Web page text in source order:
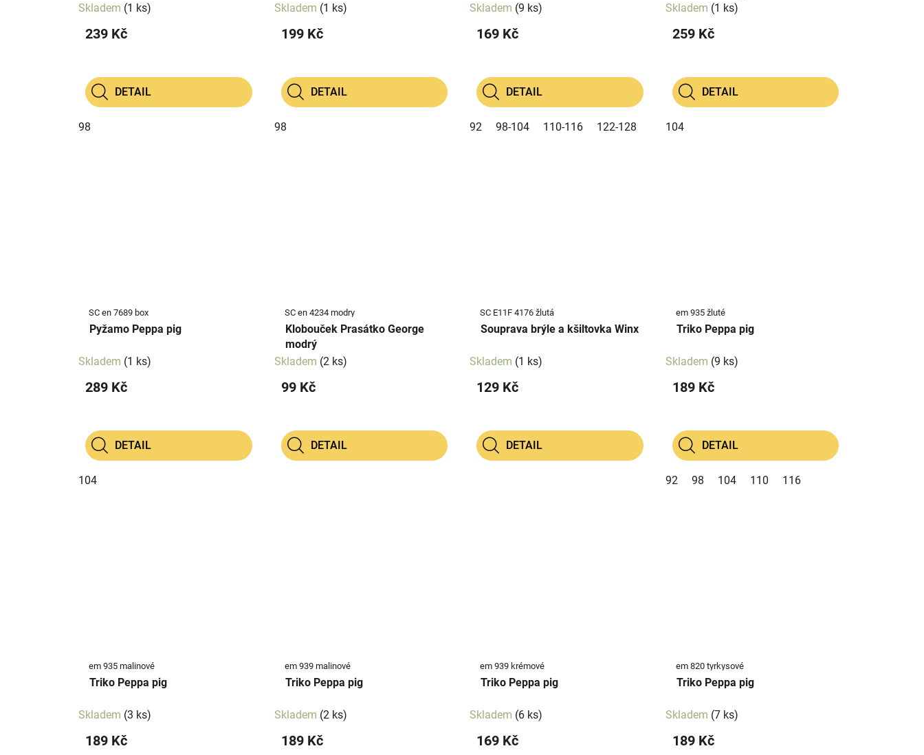
Skladem (1 ks)
239 Kč
DETAIL
98
Skladem (1 ks)
199 Kč
DETAIL
98
Skladem (9 ks)
169 Kč
DETAIL
92 98-104 110-116 122-128
Skladem (1 ks)
259 Kč
DETAIL
104
SC en 7689 box
Pyžamo Peppa pig
Skladem (1 ks)
289 Kč
DETAIL
104
SC en 4234 modry
Klobouček Prasátko George
modrý
Skladem (2 ks)
99 Kč
DETAIL
SC E11F 4176 žlutá
Souprava brýle a kšiltovka Winx
Skladem (1 ks)
129 Kč
DETAIL
em 935 žluté
Triko Peppa pig
Skladem (9 ks)
189 Kč
DETAIL
92 98 104 110 116
em 935 malinové
Triko Peppa pig
Skladem (3 ks)
189 Kč
em 939 malinové
Triko Peppa pig
Skladem (2 ks)
189 Kč
em 939 krémové
Triko Peppa pig
Skladem (6 ks)
169 Kč
em 820 tyrkysové
Triko Peppa pig
Skladem (7 ks)
189 Kč